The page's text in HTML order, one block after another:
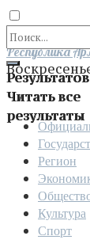
Читать все
результаты
Отправить
Республика
Регион
Культура
Спорт